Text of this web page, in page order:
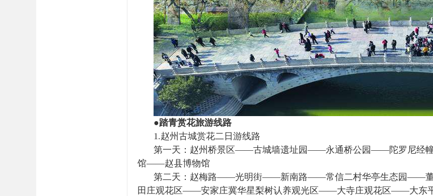
●踏青赏花旅游线路
1.赵州古城赏花二日游线路
第一天：赵州桥景区——古城墙遗址园——永通桥公园——陀罗尼
馆——赵县博物馆
第二天：赵梅路——光明街——新南路——常信二村华亭生态园——
田庄观花区——安家庄冀华星梨树认养观光区——大寺庄观花区——大东